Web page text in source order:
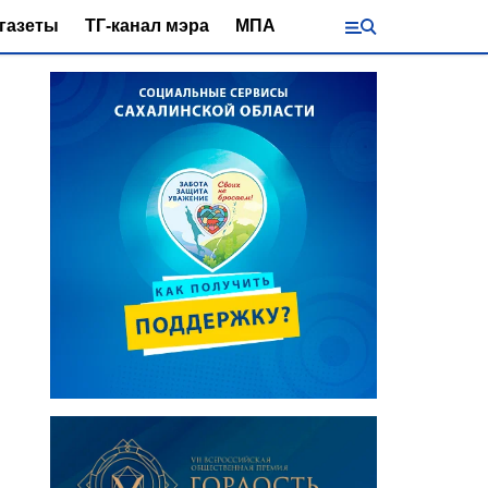
ТГ-канал мэра МПА